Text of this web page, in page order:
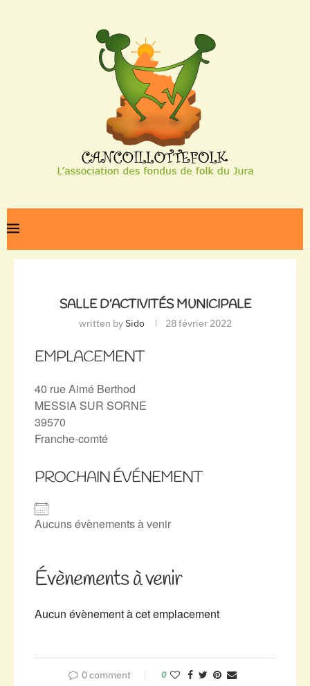
SALLE D’ACTIVITÉS MUNICIPALE
written bySido 28 février 2022
EMPLACEMENT
40 rue Aimé Berthod
MESSIA SUR SORNE
39570
Franche-comté
PROCHAIN ÉVÉNEMENT
Aucuns évènements à venir
Évènements à venir
Aucun évènement à cet emplacement
0 comment 0